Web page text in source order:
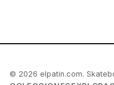
© 2026 elpatin.com.